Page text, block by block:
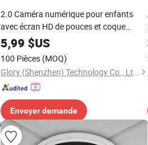
2.0 Caméra numérique pour enfants
avec écran HD de pouces et coque
amusante en cartoon
5,99 $US
100 Pièces (MOQ)
Glory (Shenzhen) Technology Co., Ltd.
Envoyer demande